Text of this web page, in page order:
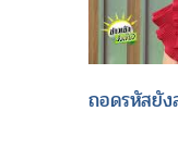
ถอดรหัสยั